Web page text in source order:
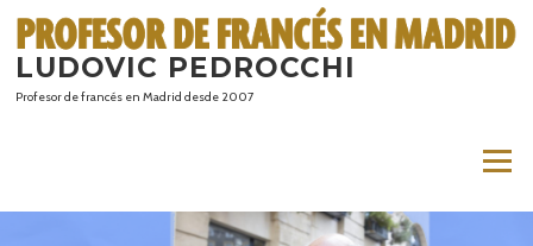
contenido
LUDOVIC PEDROCCHI
Profesor de francés en Madrid desde 2007
Menú